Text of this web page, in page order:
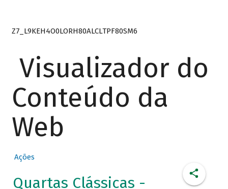
Z7_L9KEH4O0LORH80ALCLTPF80SM6
Visualizador do
Conteúdo da
Web
Ações
Quartas Clássicas -